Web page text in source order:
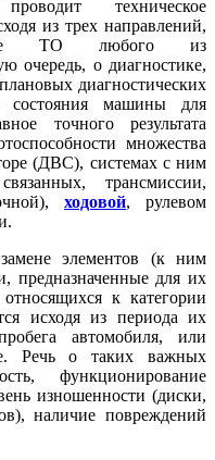
техническое
из трех направлений,
ТО любого из
очередь, о диагностике,
диагностических
состояния машины для
точного результата
множества
(ДВС), системах с ним
трансмиссии,
ходовой, рулевом
элементов (к ним
предназначенные для их
к категории
исходя из периода их
автомобиля, или
Речь о таких важных
функционирование
изношенности (диски,
наличие повреждений